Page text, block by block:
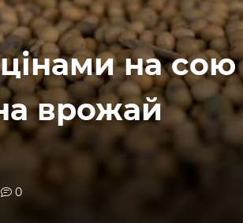
на сою
врожай
0